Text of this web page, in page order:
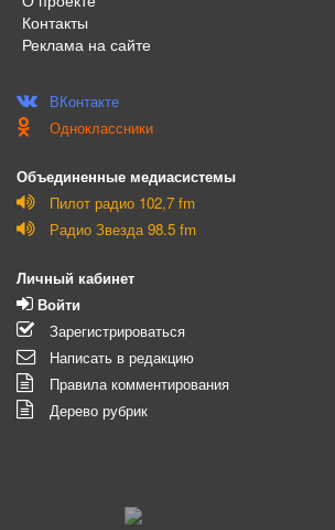
Контакты
Реклама на сайте
ВКонтакте
Одноклассники
Объединенные медиасистемы
Пилот радио 102,7 fm
Радио Звезда 98.5 fm
Личный кабинет
Войти
Зарегистрироваться
Написать в редакцию
Правила комментирования
Дерево рубрик